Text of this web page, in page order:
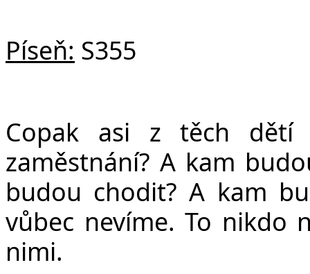
Píseň: S355
Copak asi z těch dětí
zaměstnání? A kam
budou chodit? A kam
vůbec nevíme. To nikdo
nimi.